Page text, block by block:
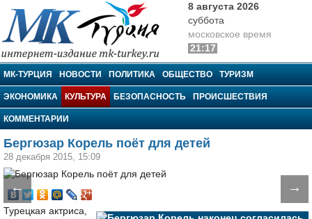
МК-Турция
8 августа 2026
суббота
московское время
21:17
МК-ТУРЦИЯ НОВОСТИ ПОЛИТИКА ОБЩЕСТВО ТУРИЗМ
ЭКОНОМИКА КУЛЬТУРА БЕЗОПАСНОСТЬ ПРОИСШЕСТВИЯ
КОММЕНТАРИИ
Бергюзар Корель поёт для детей
28 декабря 2015, 15:09
← →
Турецкая актриса,